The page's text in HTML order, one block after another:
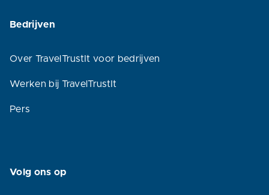
Bedrijven
Over TravelTrustIt voor bedrijven
Werken bij TravelTrustIt
Pers
Volg ons op